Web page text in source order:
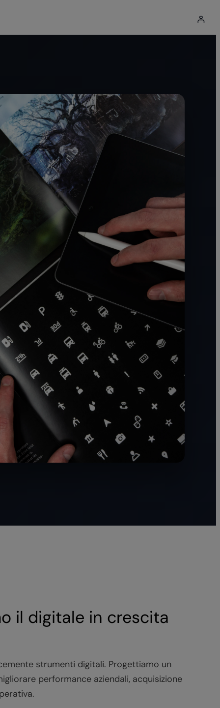
il digitale in crescita
strumenti digitali. Progettiamo un
performance aziendali, acquisizione